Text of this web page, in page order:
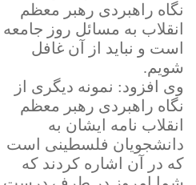
نگاه راهبردی رهبر معظم
انقلاب به مسائل روز جامعه
است و نباید از آن غافل
شویم.
وی افزود: نمونه دیگری از
نگاه راهبردی رهبر معظم
انقلاب نامه ایشان به
دانشجویان فلسطینی است
که در آن اشاره کردند که